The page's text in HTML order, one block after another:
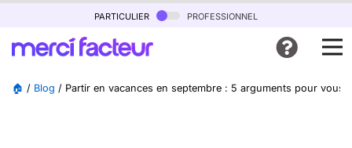
particulier professionnel
🏠 / Blog / Partir en vacances en septembre : 5 arguments pour vous